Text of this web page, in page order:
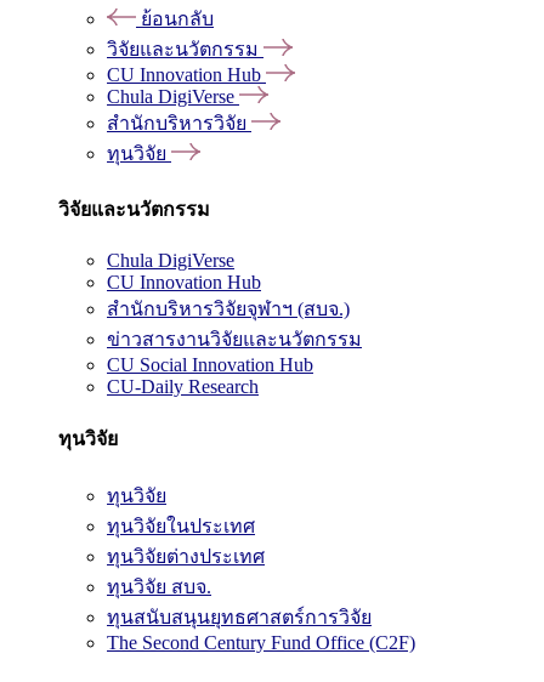
ย้อนกลับ
วิจัยและนวัตกรรม
CU Innovation Hub
Chula DigiVerse
สำนักบริหารวิจัย
ทุนวิจัย
วิจัยและนวัตกรรม
Chula DigiVerse
CU Innovation Hub
สำนักบริหารวิจัยจุฬาฯ (สบจ.)
ข่าวสารงานวิจัยและนวัตกรรม
CU Social Innovation Hub
CU-Daily Research
ทุนวิจัย
ทุนวิจัย
ทุนวิจัยในประเทศ
ทุนวิจัยต่างประเทศ
ทุนวิจัย สบจ.
ทุนสนับสนุนยุทธศาสตร์การวิจัย
The Second Century Fund Office (C2F)